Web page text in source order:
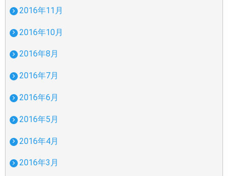
2016年11月
2016年10月
2016年8月
2016年7月
2016年6月
2016年5月
2016年4月
2016年3月